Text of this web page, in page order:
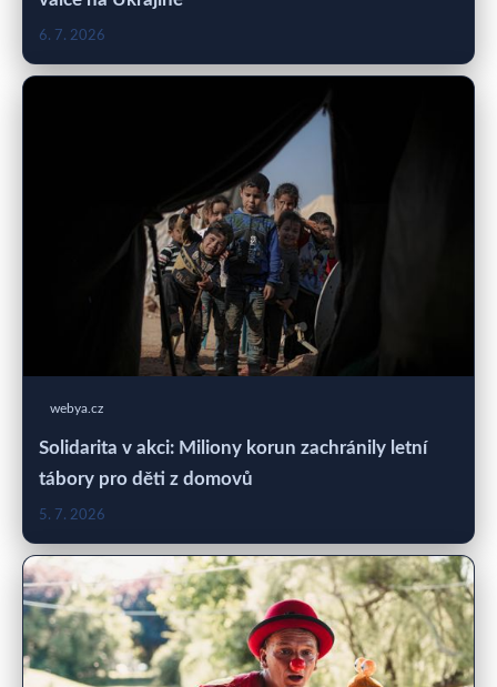
6. 7. 2026
webya.cz
Solidarita v akci: Miliony korun zachránily letní
tábory pro děti z domovů
5. 7. 2026